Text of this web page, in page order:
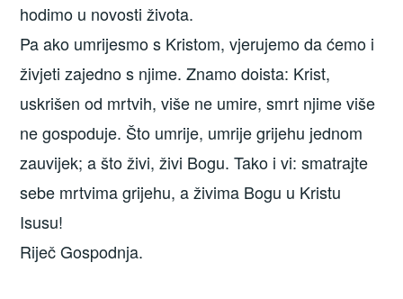
hodimo u novosti života.
Pa ako umrijesmo s Kristom, vjerujemo da ćemo i
živjeti zajedno s njime. Znamo doista: Krist,
uskrišen od mrtvih, više ne umire, smrt njime više
ne gospoduje. Što umrije, umrije grijehu jednom
zauvijek; a što živi, živi Bogu. Tako i vi: smatrajte
sebe mrtvima grijehu, a živima Bogu u Kristu
Isusu!
Riječ Gospodnja.